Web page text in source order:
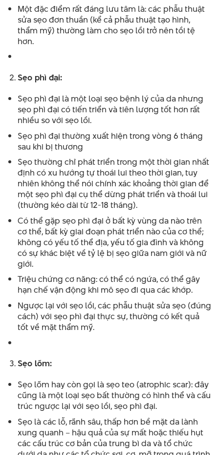
Một đặc điểm rất đáng lưu tâm là: các phẫu thuật
sửa sẹo đơn thuần (kể cả phẫu thuật tạo hình,
thẩm mỹ) thường làm cho sẹo lồi trở nên tồi tệ
hơn.
Sẹo phì đại:
Sẹo phì đại là một loại sẹo bệnh lý của da nhưng
sẹo phì đại có tiến triển và tiên lượng tốt hơn rất
nhiều so với sẹo lồi.
Sẹo phì đại thường xuất hiện trong vòng 6 tháng
sau khi bị thương
Sẹo thường chỉ phát triển trong một thời gian nhất
định có xu hướng tự thoái lui theo thời gian, tuy
nhiên không thể nói chính xác khoảng thời gian để
một sẹo phì đại cụ thể dừng phát triển và thoái lui
(thường kéo dài từ 12-18 tháng).
Có thể gặp sẹo phì đại ở bất kỳ vùng da nào trên
cơ thể, bất kỳ giai đoạn phát triển nào của cơ thể;
không có yếu tố thể địa, yếu tố gia đình và không
có sự khác biệt về tỷ lệ bị sẹo giữa nam giới và nữ
giới.
Triệu chứng cơ năng: có thể có ngứa, có thể gây
hạn chế vận động khi mô sẹo đi qua các khớp.
Ngược lại với sẹo lồi, các phẫu thuật sửa sẹo (đúng
cách) với sẹo phì đại thực sự, thường có kết quả
tốt về mặt thẩm mỹ.
Sẹo lõm:
Sẹo lõm hay còn gọi là sẹo teo (atrophic scar): đây
cũng là một loại sẹo bất thường có hình thể và cấu
trúc ngược lại với sẹo lồi, sẹo phì đại.
Sẹo là các lỗ, rãnh sâu, thấp hơn bề mặt da lành
xung quanh – hậu quả của sự mất hoặc thiếu hụt
các cấu trúc cơ bản của trung bì da và tổ chức